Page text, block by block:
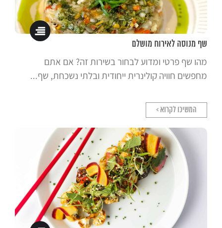
שף מנוסה לאירוח מושלם
מהו שף פרטי ומדוע לבחור בשירות זה? אם אתם
מחפשים חוויה קולינרית ייחודית ובלתי נשכחת, שף...
המשיכו לקרוא >